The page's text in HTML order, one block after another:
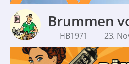
Brummen
HB1971 23.